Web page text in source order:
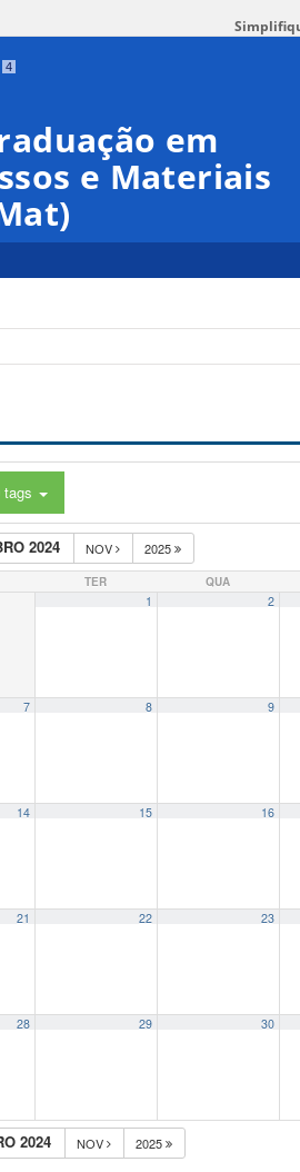
4
em
e Materiais
tags
2024 NOV 2025
TER QUA
1 2
7 8 9
14 15 16
21 22 23
28 29 30
2024 NOV 2025